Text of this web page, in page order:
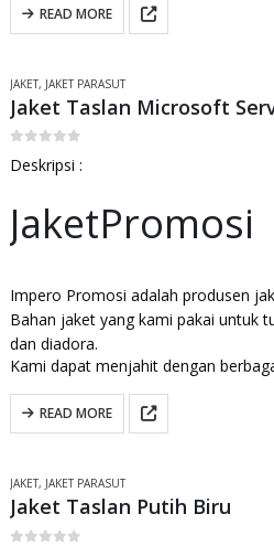
READ MORE
JAKET, JAKET PARASUT
Jaket Taslan Microsoft
Deskripsi :
JaketPromosi
Impero Promosi adalah produsen
Bahan jaket yang kami pakai untuk
dan diadora.
Kami dapat menjahit dengan
READ MORE
JAKET, JAKET PARASUT
Jaket Taslan Putih Biru